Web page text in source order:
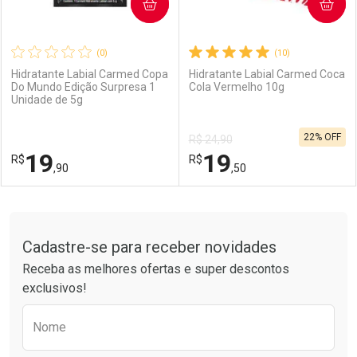
(0)
Hidratante Labial Carmed Copa
Do Mundo Edição Surpresa 1
Unidade de 5g
R$19,90
COMPRAR
Laboratório
Por Menos
(10)
Hidratante Labial Carmed Coca
Cola Vermelho 10g
R$ 24,90
R$19,50
22% OFF
COMPRAR
Laboratório
Por Menos
Cadastre-se para receber novidades
Receba as melhores ofertas e super descontos
exclusivos!
Nome